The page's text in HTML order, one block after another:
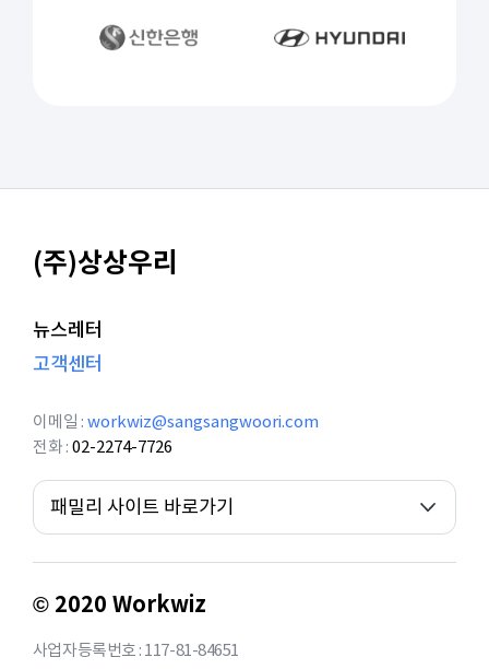
(주)상상우리
뉴스레터
고객센터
이메일 workwiz@sangsangwoori.com
전화 02-2274-7726
패밀리 사이트 바로가기
© 2020 Workwiz
사업자등록번호 : 117-81-84651